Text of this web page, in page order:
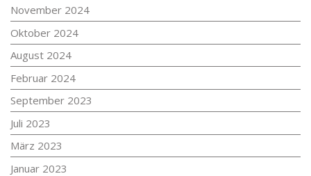
November 2024
Oktober 2024
August 2024
Februar 2024
September 2023
Juli 2023
März 2023
Januar 2023